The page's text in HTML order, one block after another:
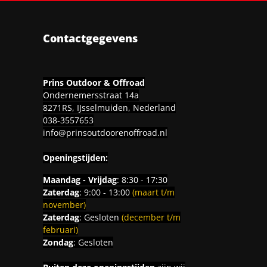
Contactgegevens
Prins Outdoor & Offroad
Ondernemersstraat 14a
8271RS, IJsselmuiden, Nederland
038-3557653
info@prinsoutdoorenoffroad.nl
Openingstijden:
Maandag - Vrijdag: 8:30 - 17:30
Zaterdag: 9:00 - 13:00 (maart t/m
november)
Zaterdag: Gesloten (december t/m
februari)
Zondag: Gesloten